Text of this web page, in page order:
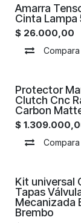
Amarra
Cinta Lampa
$ 26.000,00
Compara
Proximamente
Protector
Clutch Cnc
Carbon
$
Compara
Proximamente
Kit universal
Tapas
Mecanizada
Brembo